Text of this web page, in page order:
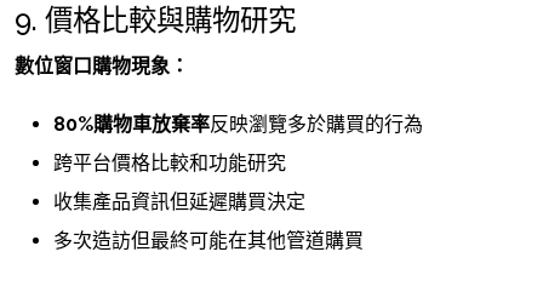
9. 價格比較與購物研究
數位窗口購物現象：
80%購物車放棄率反映瀏覽多於購買的行為
跨平台價格比較和功能研究
收集產品資訊但延遲購買決定
多次造訪但最終可能在其他管道購買